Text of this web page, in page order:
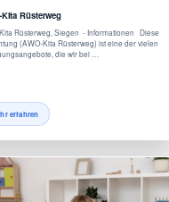
Kita Rüsterweg
Rüsterweg, Siegen - Informationen Diese
(AWO-Kita Rüsterweg) ist eine der vielen
die wir bei …
erfahren